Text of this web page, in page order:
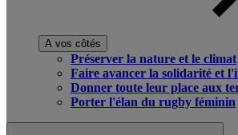
A vos côtés
Préserver la nature et le climat
Faire avancer la solidarité et
Donner toute leur place aux
Porter l'élan du rugby féminin